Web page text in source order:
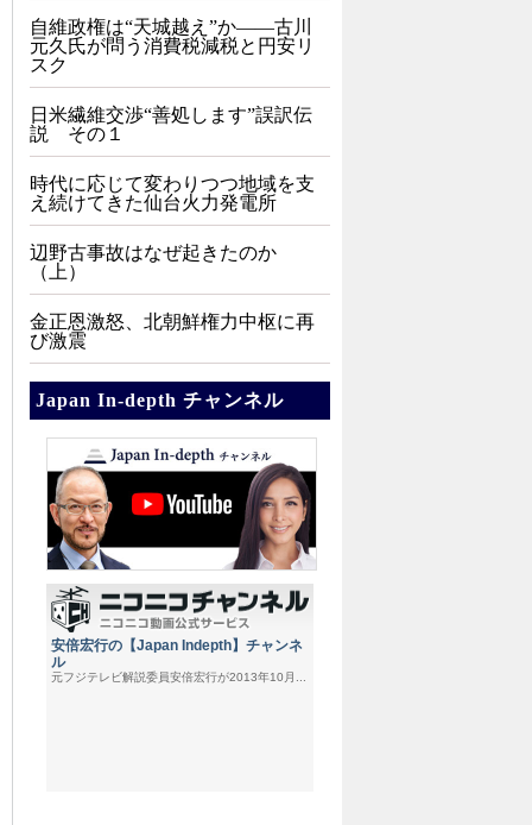
自維政権は“天城越え”か――古川
元久氏が問う消費税減税と円安リ
スク
日米繊維交渉“善処します”誤訳伝
説 その１
時代に応じて変わりつつ地域を支
え続けてきた仙台火力発電所
辺野古事故はなぜ起きたのか
（上）
金正恩激怒、北朝鮮権力中枢に再
び激震
Japan In-depth チャンネル